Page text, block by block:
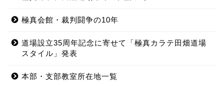
極真会館・裁判闘争の10年
道場設立35周年記念に寄せて「極真カラテ田畑道場
スタイル」発表
本部・支部教室所在地一覧